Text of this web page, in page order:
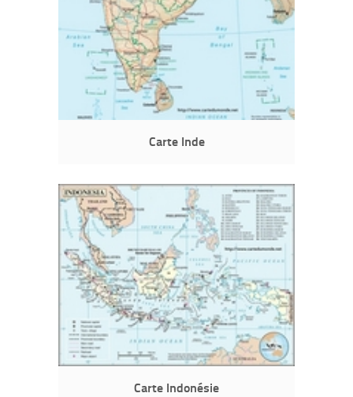
Carte Inde
Carte Indonésie